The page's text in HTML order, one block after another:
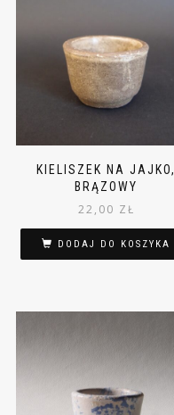
KIELISZEK NA JAJKO,
BRĄZOWY
22,00 ZŁ
DODAJ DO KOSZYKA